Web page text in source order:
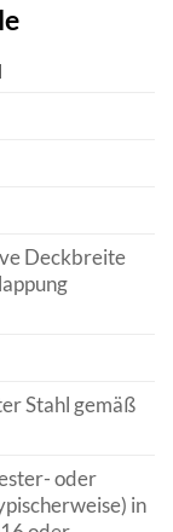
Deckbreite
Stahl gemäß
oder
in